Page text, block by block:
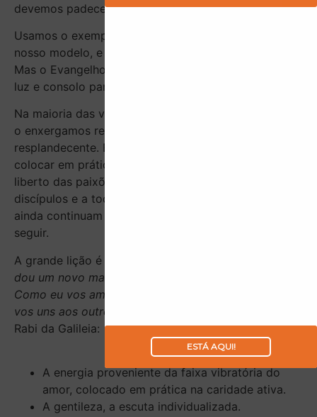
devemos padecer as reparações.
Usamos o exemplo do próprio sofrimento do Cristo,
nosso modelo, e esquecemos de suas lições de amor.
Mas o Evangelho não é sofrimento. O Evangelho é
luz e consolo para os povos.
Na maioria das vezes veneramos Jesus na cruz. Não
o enxergamos ressuscitado, glorioso e
resplandecente. Essa é a lição a se guardar e a
colocar em prática. O Jesus luminoso, sereno e
liberto das paixões, sempre amando aos seus
discípulos e a todos aqueles que O repudiaram e
ainda continuam repudiando-O. Este é o exemplo a
seguir.
A grande lição é a do amor e a do perdão.
dou um novo mandamento: amai-vos uns aos outros.
Como eu vos amei, assim também vós deveis amar-
vos uns aos outros”
Rabi da Galileia:
A energia proveniente da faixa vibratória do
amor, colocado em prática na caridade ativa.
A gentileza, a escuta individualizada.
ESTÁ AQUI!